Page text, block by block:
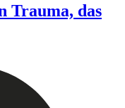
Trauma, das